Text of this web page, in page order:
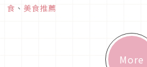
食 、 美食推薦
More